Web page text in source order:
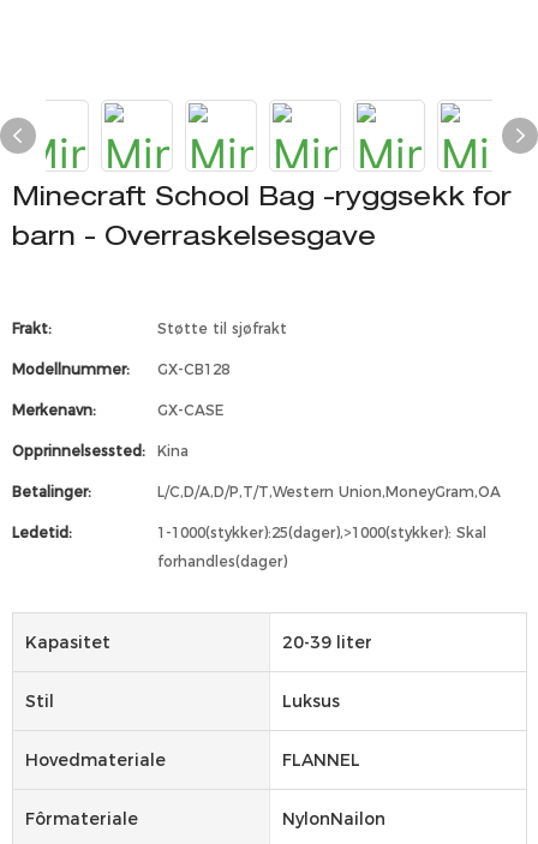
Minecraft School Bag -ryggsekk for
barn - Overraskelsesgave
Frakt: Støtte til sjøfrakt
Modellnummer: GX-CB128
Merkenavn: GX-CASE
Opprinnelsessted: Kina
Betalinger: L/C,D/A,D/P,T/T,Western Union,MoneyGram,OA
Ledetid:
1-1000(stykker):25(dager),>1000(stykker): Skal
forhandles(dager)
Kapasitet 20-39 liter
Stil Luksus
Hovedmateriale FLANNEL
Fôrmateriale NylonNailon